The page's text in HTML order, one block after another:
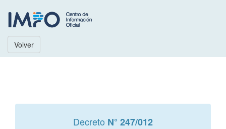
Volver
Decreto N° 247/012